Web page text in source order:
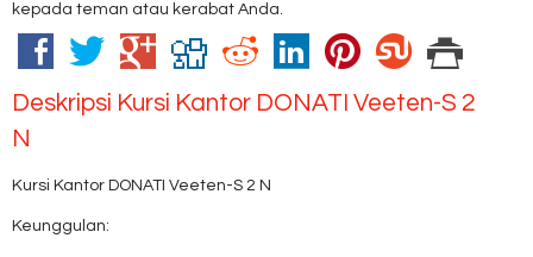
kepada teman atau kerabat Anda.
Deskripsi Kursi Kantor DONATI Veeten-S 2
N
Kursi Kantor DONATI Veeten-S 2 N
Keunggulan: